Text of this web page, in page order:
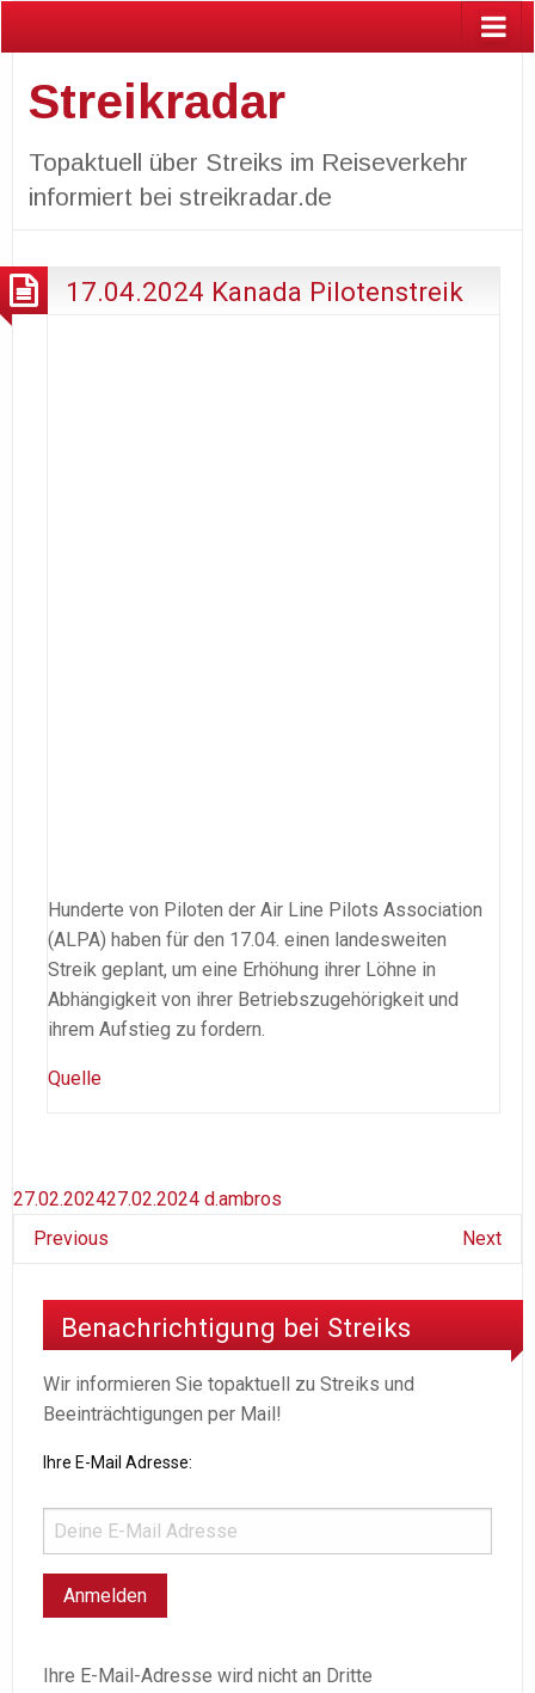
Streikradar
Topaktuell über Streiks im Reiseverkehr
informiert bei streikradar.de
17.04.2024 Kanada Pilotenstreik
Hunderte von Piloten der Air Line Pilots Association
(ALPA) haben für den 17.04. einen landesweiten
Streik geplant, um eine Erhöhung ihrer Löhne in
Abhängigkeit von ihrer Betriebszugehörigkeit und
ihrem Aufstieg zu fordern.
Quelle
27.02.202427.02.2024 d.ambros
Previous
Next
Benachrichtigung bei Streiks
Wir informieren Sie topaktuell zu Streiks und
Beeinträchtigungen per Mail!
Ihre E-Mail Adresse:
Ihre E-Mail-Adresse wird nicht an Dritte